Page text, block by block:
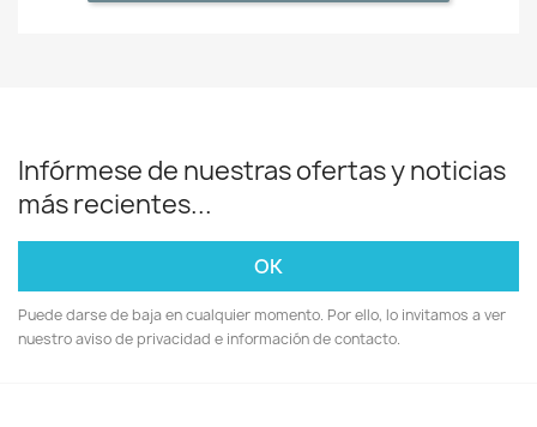
Infórmese de nuestras ofertas y noticias
más recientes...
Puede darse de baja en cualquier momento. Por ello, lo invitamos a ver
nuestro aviso de privacidad e información de contacto.